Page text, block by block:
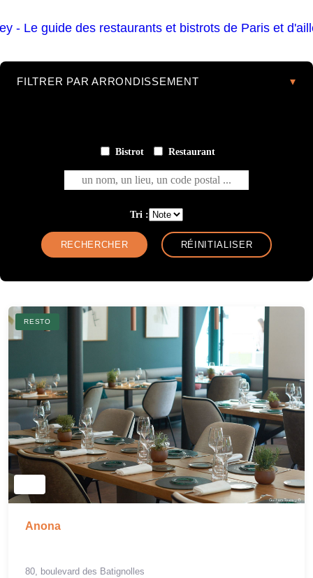
FILTRER PAR ARRONDISSEMENT
Bistrot Restaurant
un nom, un lieu, un code postal ...
Tri :
RESTO
Anona
80, boulevard des Batignolles